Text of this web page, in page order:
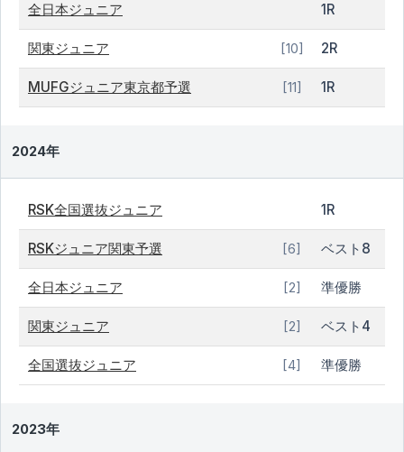
全日本ジュニア 1R
関東ジュニア [10] 2R
MUFGジュニア東京都予選 [11] 1R
2024年
RSK全国選抜ジュニア 1R
RSKジュニア関東予選 [6] ベスト8
全日本ジュニア [2] 準優勝
関東ジュニア [2] ベスト4
全国選抜ジュニア [4] 準優勝
2023年